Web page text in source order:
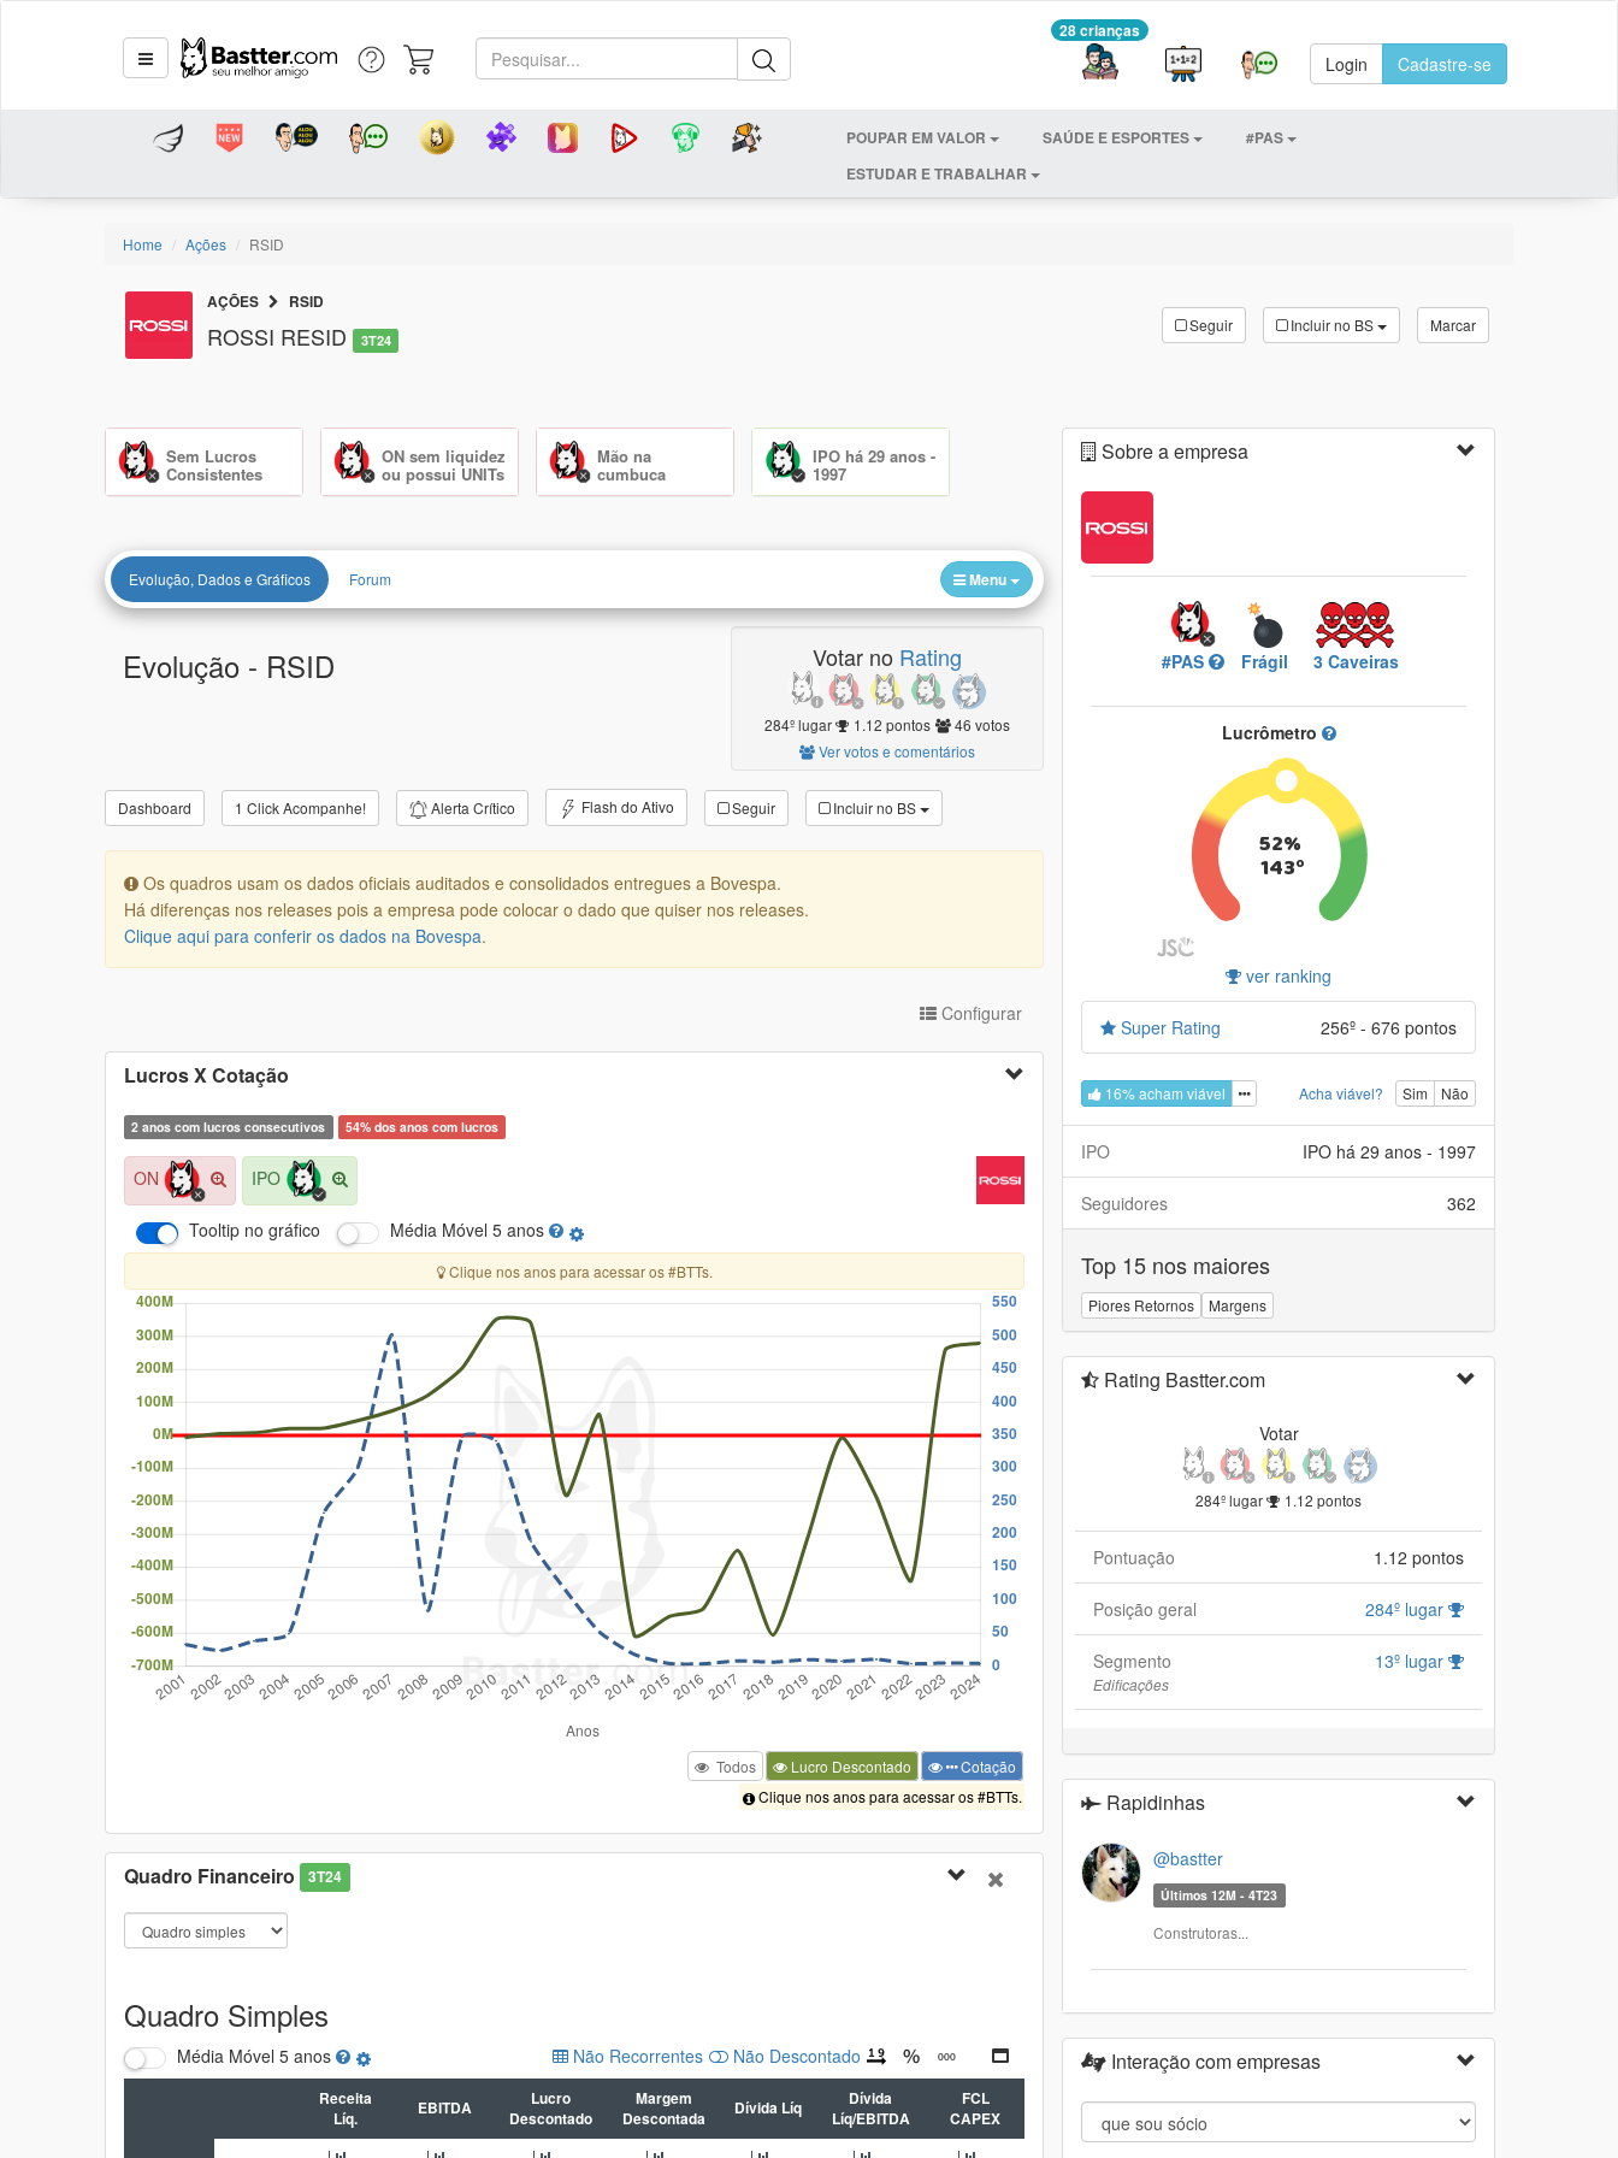
28 crianças
Login Cadastre-se
POUPAR EM VALOR SAÚDE E ESPORTES
#PAS
ESTUDAR E TRABALHAR
Home Ações RSID
AÇÕES RSID
ROSSI RESID 3T24
Seguir Incluir no BS Marcar
Sem Lucros
Consistentes
ON sem liquidez
ou possui UNITs
Mão na
cumbuca
IPO há 29 anos -
1997
Evolução, Dados e Gráficos Forum Menu
Evolução - RSID Votar no Rating
284º lugar 1.12 pontos
46 votos
Ver votos e comentários
Dashboard 1 Click Acompanhe! Alerta Crítico Flash do Ativo Seguir Incluir no BS
Os quadros usam os dados oficiais auditados e consolidados entregues a Bovespa.
Há diferenças nos releases pois a empresa pode colocar o dado que quiser nos releases.
Clique aqui para conferir os dados na Bovespa.
Configurar
Lucros X Cotação
2 anos com lucros consecutivos 54% dos anos com lucros
ON IPO
Tooltip no gráfico Média Móvel 5 anos
Clique nos anos para acessar os #BTTs.
Todos Lucro Descontado
Cotação
Clique nos anos para acessar os #BTTs.
Quadro Financeiro 3T24
Quadro Simples
Média Móvel 5 anos Não Descontado
Não Recorrentes
Receita
Líq.
EBITDA
Lucro
Descontado
Margem
Descontada
Dívida Líq
Dívida
Líq/EBITDA
FCL
CAPEX
Sobre a empresa
#PAS Frágil 3 Caveiras
Lucrômetro
52%
143º
ver ranking
Super Rating 256º - 676 pontos
16% acham viável Acha viável? Sim Não
IPO IPO há 29 anos - 1997
Seguidores 362
Top 15 nos maiores
Piores Retornos Margens
Rating Bastter.com
Votar
284º lugar 1.12 pontos
Pontuação 1.12 pontos
Posição geral 284º lugar
Segmento 13º lugar
Edificações
Rapidinhas
@bastter
Últimos 12M - 4T23
Construtoras...
Interação com empresas